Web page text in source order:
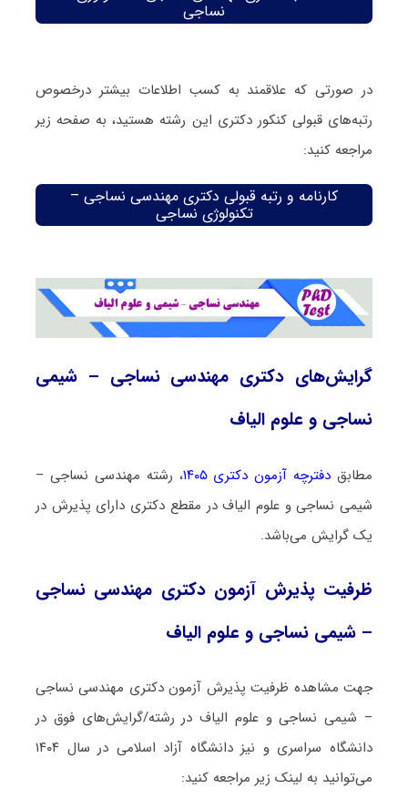
نساجی
در صورتی که علاقمند به کسب اطلاعات بیشتر درخصوص
رتبه‌های قبولی کنکور دکتری این رشته هستید، به صفحه زیر
مراجعه کنید:
کارنامه و رتبه قبولی دکتری مهندسی نساجی –
تکنولوژی نساجی
گرایش‌های دکتری مهندسی نساجی – شیمی
نساجی و علوم الیاف
مطابق دفترچه آزمون دکتری ۱۴۰۵
، رشته مهندسی نساجی –
شیمی نساجی و علوم الیاف در مقطع دکتری دارای پذیرش در
یک گرایش می‌باشد.
ظرفیت پذیرش آزمون دکتری مهندسی نساجی
– شیمی نساجی و علوم الیاف
جهت مشاهده ظرفیت پذیرش آزمون دکتری مهندسی نساجی
– شیمی نساجی و علوم الیاف در رشته/گرایش‌های فوق در
دانشگاه سراسری و نیز دانشگاه آزاد اسلامی در سال ۱۴۰۴
می‌توانید به لینک زیر مراجعه کنید: